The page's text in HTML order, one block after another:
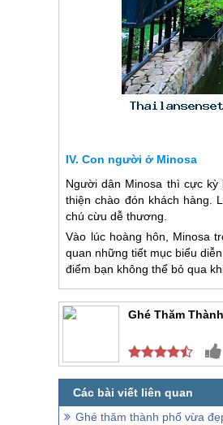
Con người ở Minosa
Người dân Minosa thì cực
thiện chào đón khách hàng.
chú cừu dễ thương.
Vào lúc hoàng hôn, Minosa
quan những tiết mục biểu
điểm bạn không thể bỏ qua
Ghé Thăm
Ghé thăm thành phố vừa